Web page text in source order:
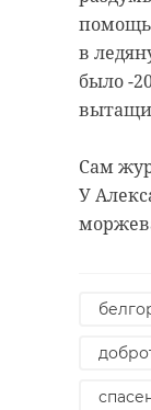
в
было -
Сам
У